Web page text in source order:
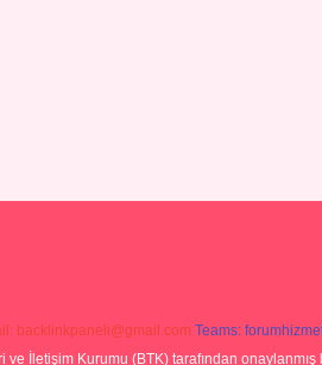
backlinkpaneli@gmail.com Teams:
İletişim Kurumu (BTK) tarafından